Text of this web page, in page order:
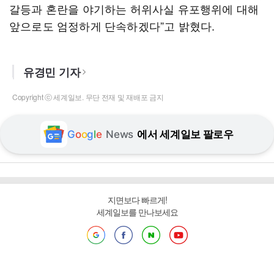
갈등과 혼란을 야기하는 허위사실 유포행위에 대해
앞으로도 엄정하게 단속하겠다”고 밝혔다.
유경민 기자
Copyright ⓒ 세계일보. 무단 전재 및 재배포 금지
Google News 에서 세계일보 팔로우
지면보다 빠르게!
세계일보를 만나보세요